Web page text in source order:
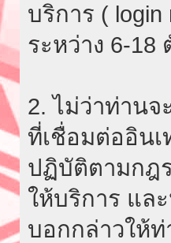
บริการ (
ระหว่าง 6-18
2. ไม่ว่าท่านจ
ที่เชื่อมต่ออิน
ปฏิบัติตามกฎ
ให้บริการ แล
บอกกล่าวให้